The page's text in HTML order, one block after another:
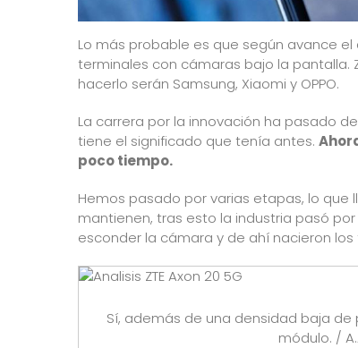
Lo más probable es que según avance
terminales con cámaras bajo la pantalla.
hacerlo serán Samsung, Xiaomi y OPPO.
La carrera por la innovación ha pasado
tiene el significado que tenía antes.
poco tiempo.
Hemos pasado por varias etapas, lo que
mantienen, tras esto la industria pasó
esconder la cámara y de ahí nacieron
Sí, además de una densidad baja de
módulo. /